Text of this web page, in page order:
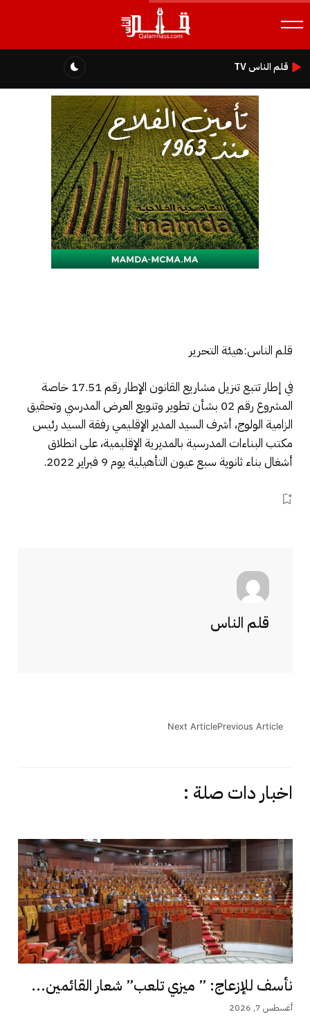
قلم الناس TV
قلم الناس:هيئة التحرير
في إطار تتبع تنزيل مشاريع القانون الإطار رقم 17.51 خاصة
المشروع رقم 02 بشأن تطوير وتنويع العرض المدرسي وتحقيق
الزامية الولوج، أشرف السيد المدير الإقليمي رفقة السيد رئيس
مكتب البناءات المدرسية بالمديرية الإقليمية، على انطلاق
أشغال بناء ثانوية سبع عيون التأهيلية يوم 9 فبراير 2022.
قلم الناس
Previous Article
Next Article
اخبار دات صلة :
نأسف للإزعاج: ” ميزي تلعب” شعار القائمين...
أغسطس 7, 2026